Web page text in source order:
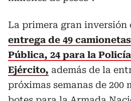
La primera gran inversión
entrega de 49
Pública, 24 para la
Ejército, además de la
próximas semanas de 200